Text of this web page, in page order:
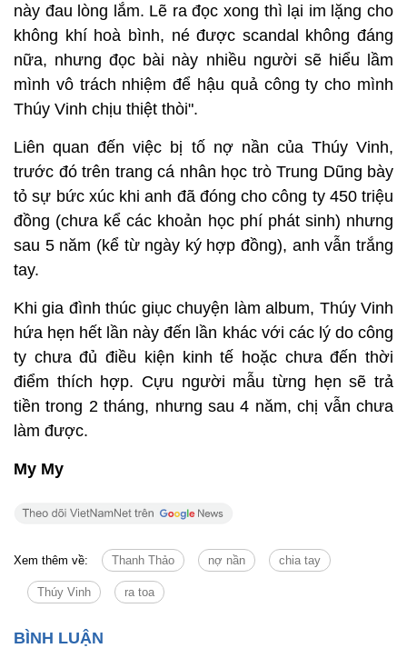
này đau lòng lắm. Lẽ ra đọc xong thì lại im lặng cho
không khí hoà bình, né được scandal không đáng
nữa, nhưng đọc bài này nhiều người sẽ hiểu lầm
mình vô trách nhiệm để hậu quả công ty cho mình
Thúy Vinh chịu thiệt thòi".
Liên quan đến việc bị tố nợ nần của Thúy Vinh,
trước đó trên trang cá nhân học trò Trung Dũng bày
tỏ sự bức xúc khi anh đã đóng cho công ty 450 triệu
đồng (chưa kể các khoản học phí phát sinh) nhưng
sau 5 năm (kể từ ngày ký hợp đồng), anh vẫn trắng
tay.
Khi gia đình thúc giục chuyện làm album, Thúy Vinh
hứa hẹn hết lần này đến lần khác với các lý do công
ty chưa đủ điều kiện kinh tế hoặc chưa đến thời
điểm thích hợp. Cựu người mẫu từng hẹn sẽ trả
tiền trong 2 tháng, nhưng sau 4 năm, chị vẫn chưa
làm được.
My My
Xem thêm về: Thanh Thảo nợ nần chia tay
Thúy Vinh ra toa